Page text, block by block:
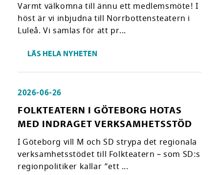
Varmt välkomna till ännu ett medlemsmöte! I
höst är vi inbjudna till Norrbottensteatern i
Luleå. Vi samlas för att pr...
LÄS HELA NYHETEN
2026-06-26
FOLKTEATERN I GÖTEBORG HOTAS
MED INDRAGET VERKSAMHETSSTÖD
I Göteborg vill M och SD strypa det regionala
verksamhetsstödet till Folkteatern – som SD:s
regionpolitiker kallar ”ett ...